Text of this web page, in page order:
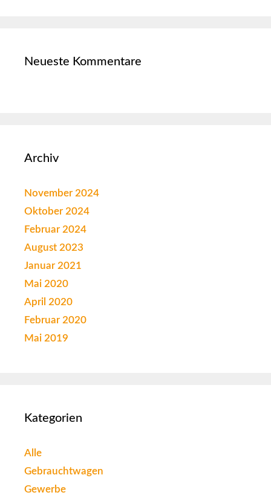
Neueste Kommentare
Archiv
November 2024
Oktober 2024
Februar 2024
August 2023
Januar 2021
Mai 2020
April 2020
Februar 2020
Mai 2019
Kategorien
Alle
Gebrauchtwagen
Gewerbe